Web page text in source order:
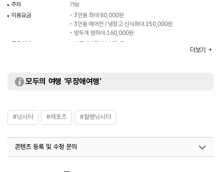
주차
가능
이용요금
- 3인용 좌대 80,000원
- 3인용 에어컨 / 냉장고 신식좌대 150,000원
- 방두개 쌍좌대 160,000원
주요시설
수상좌대 / 펜션 / 식당 등
더보기
모두의 여행 '무장애여행'
#낚시터 #레포츠 #월명낚시터
콘텐츠 등록 및 수정 문의